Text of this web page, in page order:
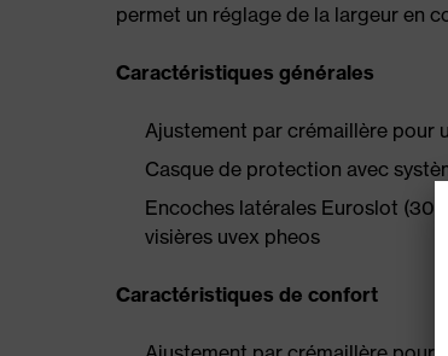
permet un réglage de la largeur en
Caractéristiques générales
Ajustement par crémaillère pour
Casque de protection avec
Encoches latérales Euroslot (30
visières uvex pheos
Caractéristiques de confort